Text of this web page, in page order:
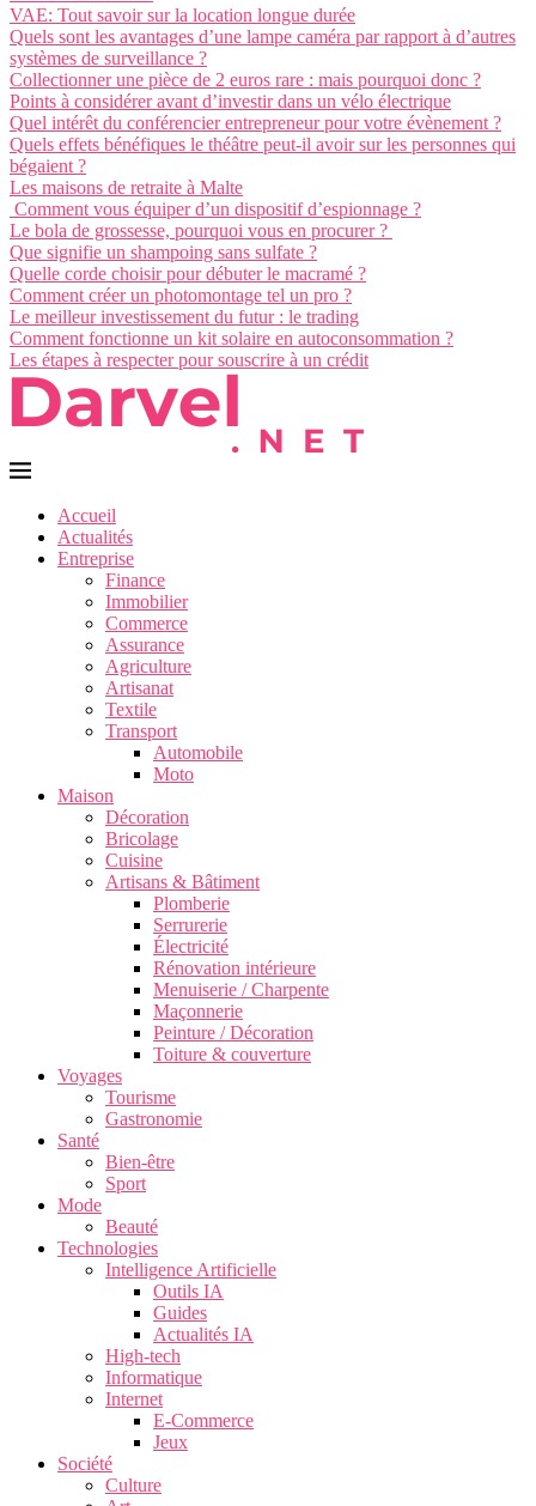
VAE: Tout savoir sur la location longue durée
Quels sont les avantages d’une lampe caméra par rapport à d’autres
systèmes de surveillance ?
Collectionner une pièce de 2 euros rare : mais pourquoi donc ?
Points à considérer avant d’investir dans un vélo électrique
Quel intérêt du conférencier entrepreneur pour votre évènement ?
Quels effets bénéfiques le théâtre peut-il avoir sur les personnes qui
bégaient ?
Les maisons de retraite à Malte
Comment vous équiper d’un dispositif d’espionnage ?
Le bola de grossesse, pourquoi vous en procurer ?
Que signifie un shampoing sans sulfate ?
Quelle corde choisir pour débuter le macramé ?
Comment créer un photomontage tel un pro ?
Le meilleur investissement du futur : le trading
Comment fonctionne un kit solaire en autoconsommation ?
Les étapes à respecter pour souscrire à un crédit
Accueil
Actualités
Entreprise
Finance
Immobilier
Commerce
Assurance
Agriculture
Artisanat
Textile
Transport
Automobile
Moto
Maison
Décoration
Bricolage
Cuisine
Artisans & Bâtiment
Plomberie
Serrurerie
Électricité
Rénovation intérieure
Menuiserie / Charpente
Maçonnerie
Peinture / Décoration
Toiture & couverture
Voyages
Tourisme
Gastronomie
Santé
Bien-être
Sport
Mode
Beauté
Technologies
Intelligence Artificielle
Outils IA
Guides
Actualités IA
High-tech
Informatique
Internet
E-Commerce
Jeux
Société
Culture